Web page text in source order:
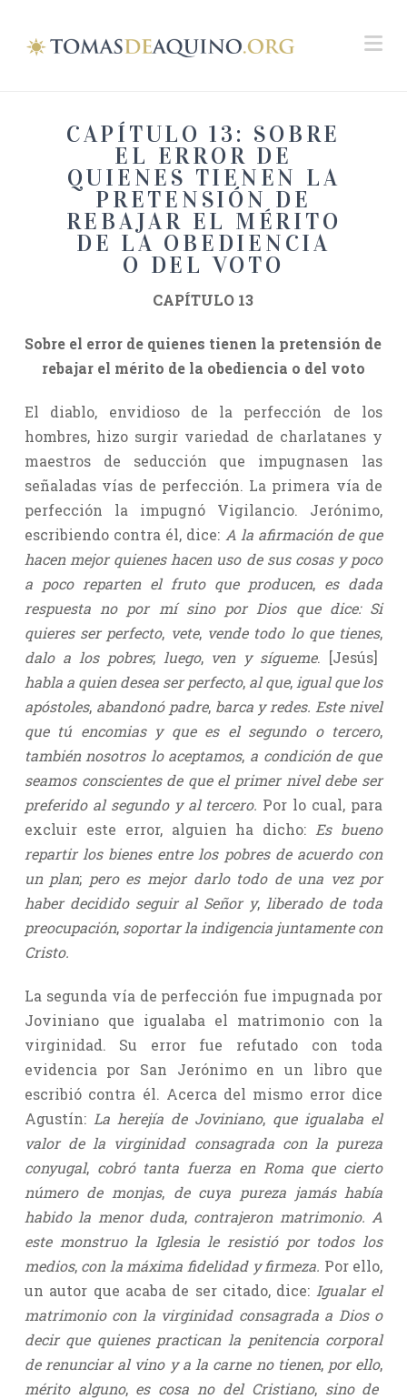
CAPÍTULO 13: SOBRE
EL ERROR DE
QUIENES TIENEN LA
PRETENSIÓN DE
REBAJAR EL MÉRITO
DE LA OBEDIENCIA
O DEL VOTO
CAPÍTULO 13
Sobre el error de quienes tienen la pretensión de
rebajar el mérito de la obediencia o del voto
El diablo, envidioso de la perfección de los
hombres, hizo surgir variedad de charlatanes y
maestros de seducción que impugnasen las
señaladas vías de perfección. La primera vía de
perfección la impugnó Vigilancio. Jerónimo,
escribiendo contra él, dice: A la afirmación de que
hacen mejor quienes hacen uso de sus cosas y poco
a poco reparten el fruto que producen, es dada
respuesta no por mí sino por Dios que dice: Si
quieres ser perfecto, vete,vende todo lo que tienes,
dalo a los pobres;luego,ven y sígueme. [Jesús]
habla a quien desea ser perfecto, al que, igual que los
apóstoles,abandonó padre,barca y redes. Este nivel
que tú encomias y que es el segundo o tercero,
también nosotros lo aceptamos, a condición de que
seamos conscientes de que el primer nivel debe ser
preferido al segundo y al tercero. Por lo cual, para
excluir este error, alguien ha dicho: Es bueno
repartir los bienes entre los pobres de acuerdo con
un plan; pero es mejor darlo todo de una vez por
haber decidido seguir al Señor y, liberado de toda
preocupación,soportar la indigencia juntamente con
Cristo.
La segunda vía de perfección fue impugnada por
Joviniano que igualaba el matrimonio con la
virginidad. Su error fue refutado con toda
evidencia por San Jerónimo en un libro que
escribió contra él. Acerca del mismo error dice
Agustín: La herejía de Joviniano, que igualaba el
valor de la virginidad consagrada con la pureza
conyugal,cobró tanta fuerza en Roma que cierto
número de monjas, de cuya pureza jamás había
habido la menor duda, contrajeron matrimonio. A
este monstruo la Iglesia le resistió por todos los
medios,con la máxima fidelidad y firmeza. Por ello,
un autor que acaba de ser citado, dice: Igualar el
matrimonio con la virginidad consagrada a Dios o
decir que quienes practican la penitencia corporal
de renunciar al vino y a la carne no tienen,por ello,
mérito alguno,es cosa no del Cristiano,sino de